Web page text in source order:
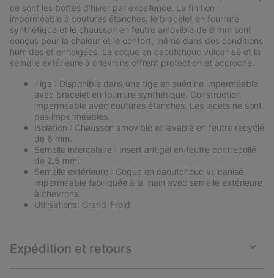
section
ce sont les bottes d’hiver par excellence. La finition
imperméable à coutures étanches, le bracelet en fourrure
synthétique et le chausson en feutre amovible de 6 mm sont
conçus pour la chaleur et le confort, même dans des conditions
humides et enneigées. La coque en caoutchouc vulcanisé et la
semelle extérieure à chevrons offrent protection et accroche.
Tige : Disponible dans une tige en suédine imperméable
avec bracelet en fourrure synthétique. Construction
imperméable avec coutures étanches. Les lacets ne sont
pas imperméables.
Isolation : Chausson amovible et lavable en feutre recyclé
de 6 mm.
Semelle intercalaire : Insert antigel en feutre contrecollé
de 2,5 mm.
Semelle extérieure : Coque en caoutchouc vulcanisé
imperméable fabriquée à la main avec semelle extérieure
à chevrons.
Utilisations: Grand-Froid
Expédition et retours
or